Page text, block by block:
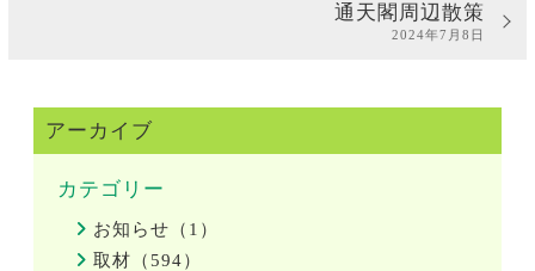
通天閣周辺散策
2024年7月8日
アーカイブ
カテゴリー
お知らせ（1）
取材（594）